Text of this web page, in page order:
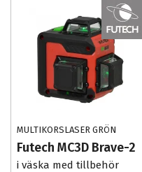
MULTIKORSLASER GRÖN
Futech MC3D Brave-2
i väska med tillbehör